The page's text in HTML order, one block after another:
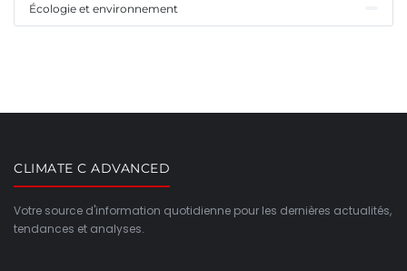
Écologie et environnement
CLIMATE C ADVANCED
Votre source d'information quotidienne pour les dernières actualités,
tendances et analyses.